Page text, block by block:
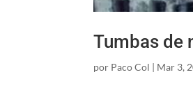
Tumbas de
por Paco Col | Mar 3,